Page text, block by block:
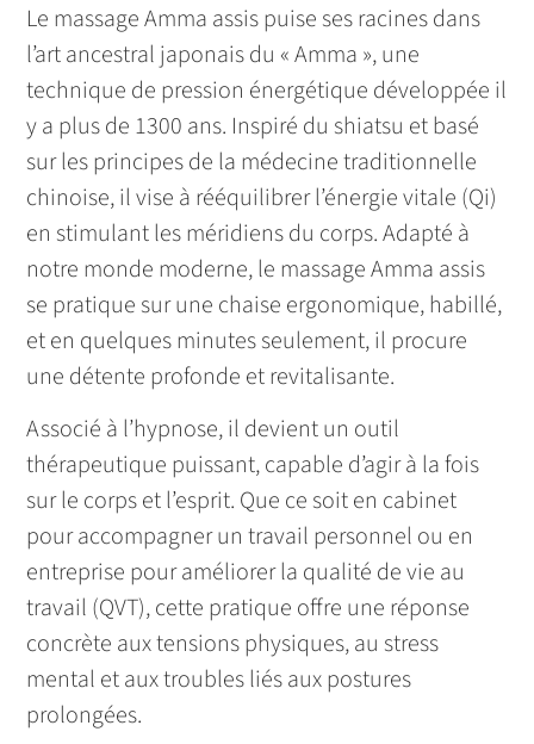
Le massage Amma assis puise ses racines dans
l’art ancestral japonais du « Amma », une
technique de pression énergétique développée il
y a plus de 1300 ans. Inspiré du shiatsu et basé
sur les principes de la médecine traditionnelle
chinoise, il vise à rééquilibrer l’énergie vitale (Qi)
en stimulant les méridiens du corps. Adapté à
notre monde moderne, le massage Amma assis
se pratique sur une chaise ergonomique, habillé,
et en quelques minutes seulement, il procure
une détente profonde et revitalisante.
Associé à l’hypnose, il devient un outil
thérapeutique puissant, capable d’agir à la fois
sur le corps et l’esprit. Que ce soit en cabinet
pour accompagner un travail personnel ou en
entreprise pour améliorer la qualité de vie au
travail (QVT), cette pratique offre une réponse
concrète aux tensions physiques, au stress
mental et aux troubles liés aux postures
prolongées.